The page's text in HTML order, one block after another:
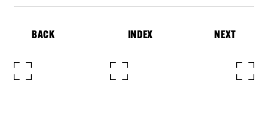
BACK INDEX NEXT